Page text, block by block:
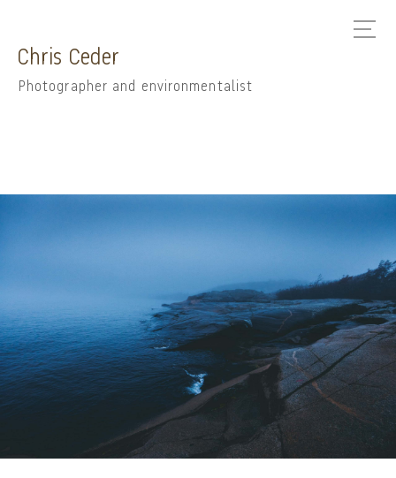
Chris Ceder
Photographer and environmentalist